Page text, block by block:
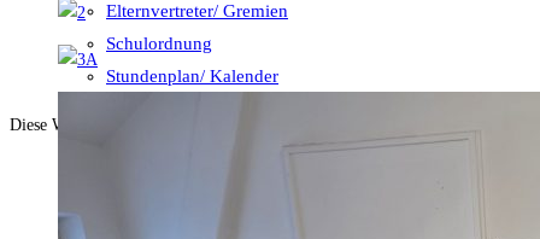
Elternvertreter/ Gremien
Schulordnung
Stundenplan/ Kalender
Diese Website durchsuchen